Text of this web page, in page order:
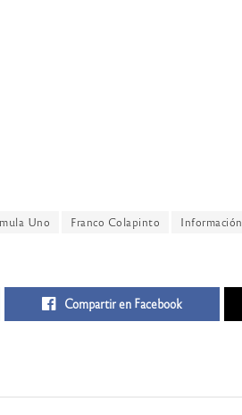
Uno Franco Colapinto Información
Compartir en Facebook